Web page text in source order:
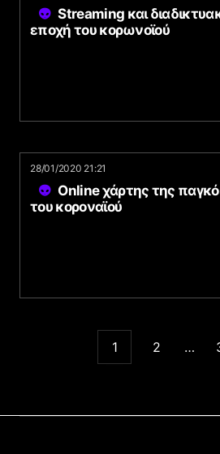
Streaming και
εποχή του κορωνοϊού
28/01/2020 21:21
Online χάρτης της
του κοροναϊού
1 2 …